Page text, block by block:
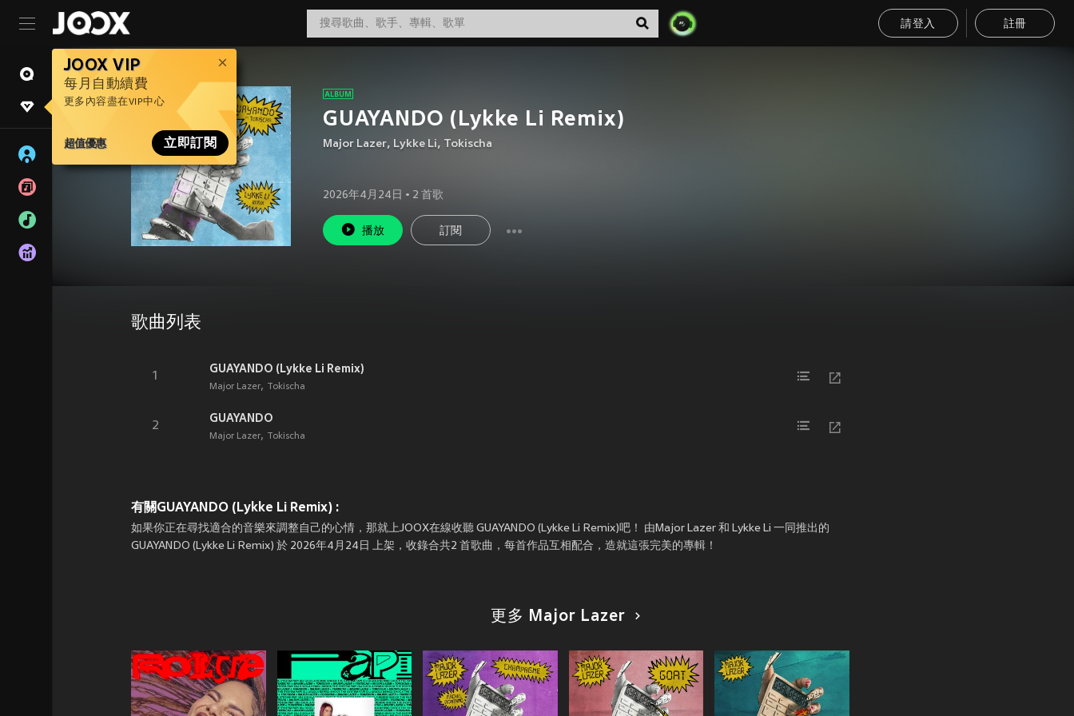
請登入 註冊
JOOX VIP
每月自動續費
更多內容盡在VIP中心
超值優惠 立即訂閱
GUAYANDO (Lykke Li Remix)
Major Lazer, Lykke Li, Tokischa
2026年4月24日 • 2 首歌
播放 訂閱
歌曲列表
1
GUAYANDO (Lykke Li Remix)
Major Lazer Tokischa
2
GUAYANDO
Major Lazer Tokischa
有關GUAYANDO (Lykke Li Remix) :
如果你正在尋找適合的音樂來調整自己的心情，那就上JOOX在線收聽 GUAYANDO (Lykke Li Remix)吧！ 由Major Lazer 和 Lykke Li 一同推出的
GUAYANDO (Lykke Li Remix) 於 2026年4月24日 上架，收錄合共2 首歌曲，每首作品互相配合，造就這張完美的專輯！
更多 Major Lazer